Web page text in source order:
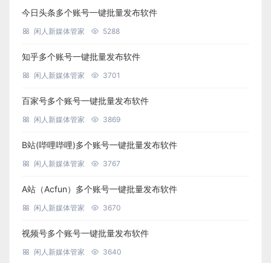
今日头条多个账号一键批量发布软件
闲人新媒体管家 5288
知乎多个账号一键批量发布软件
闲人新媒体管家 3701
百家号多个账号一键批量发布软件
闲人新媒体管家 3869
B站(哔哩哔哩)多个账号一键批量发布软件
闲人新媒体管家 3767
A站（Acfun）多个账号一键批量发布软件
闲人新媒体管家 3670
视频号多个账号一键批量发布软件
闲人新媒体管家 3640